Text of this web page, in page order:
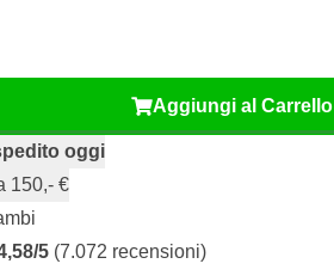
Aggiungi al Carrello
oggi
150,- €
5 (7.072 recensioni)